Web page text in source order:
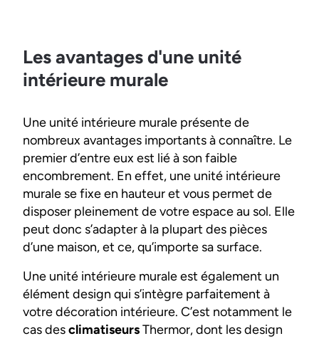
Les avantages d'une unité
intérieure murale
Une unité intérieure murale présente de
nombreux avantages importants à connaître. Le
premier d’entre eux est lié à son faible
encombrement. En effet, une unité intérieure
murale se fixe en hauteur et vous permet de
disposer pleinement de votre espace au sol. Elle
peut donc s’adapter à la plupart des pièces
d’une maison, et ce, qu’importe sa surface.
Une unité intérieure murale est également un
élément design qui s’intègre parfaitement à
votre décoration intérieure. C’est notamment le
cas desclimatiseursThermor, dont les design